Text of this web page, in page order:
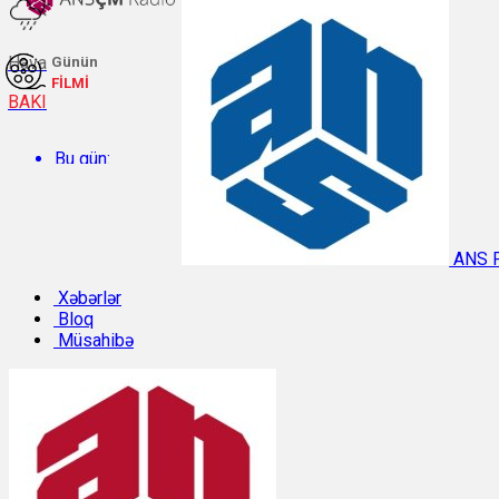
Hava
BAKI
Bu gün:
Temperatur: 27.6°C. Rütubət: 60%.
Sabah:
Günün
FİLMİ
ANS
Xəbərlər
Bloq
Müsahibə